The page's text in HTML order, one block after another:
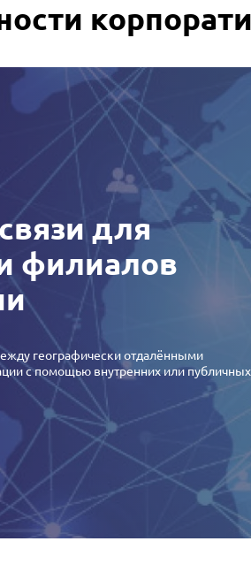
для
филиалов
географически отдалёнными
с помощью внутренних или публичных